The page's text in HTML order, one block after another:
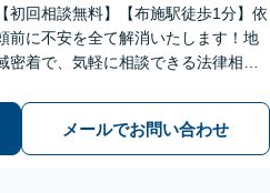
【初回相談無料】【布施駅徒歩1分】依
前に不安を全て解消いたします！地
密着で、気軽に相談できる法律相談
離婚・男女問題など幅広く対応可能で
メールでお問い合わせ